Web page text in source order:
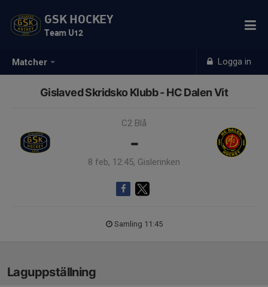
Matcher Logga in
GSK HOCKEY
Team U12
Gislaved Skridsko Klubb - HC Dalen Vit
C2 Blå
-
8 feb, 12:45, Gislerinken
Samling 11:45
Laguppställning